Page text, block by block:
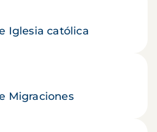
Iglesia católica
Migraciones